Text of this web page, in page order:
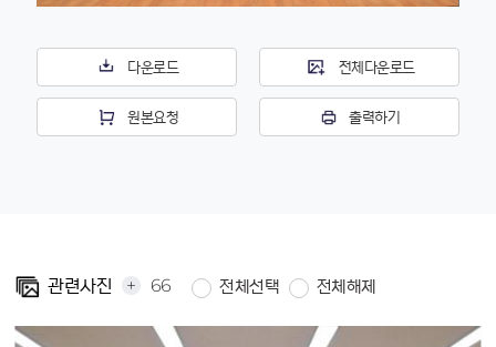
다운로드 전체다운로드
원본요청 출력하기
관련사진 + 66 전체선택 전체해제